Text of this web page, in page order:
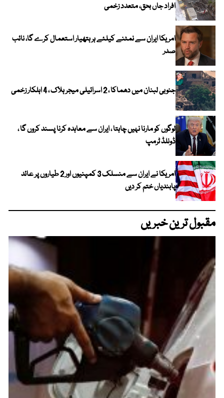
افراد جاں بحق، متعدد زخمی
امریکا ایران سے نمٹنے کیلئے ہر ہتھیار استعمال کرے گا، نائب
صدر
جنوبی لبنان میں دھماکا ، 2 اسرائیلی میجر ہلاک ، 4 اہلکار زخمی
لوگوں کو مارنا نہیں چاہتا ، ایران سے معاہدہ کرنا پسند کروں گا ،
ڈونلڈ ٹرمپ
امریکا نے ایران سے منسلک 3 کمپنیوں اور 2 طیاروں پر عائد
پابندیاں ختم کر دیں
مقبول ترین خبریں